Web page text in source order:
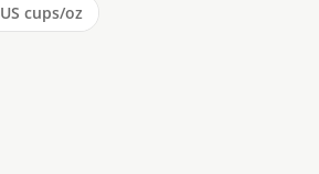
US cups/oz